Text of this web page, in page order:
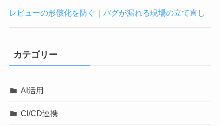
レビューの形骸化を防ぐ｜バグが漏れる現場の立て直し
カテゴリー
AI活用
CI/CD連携